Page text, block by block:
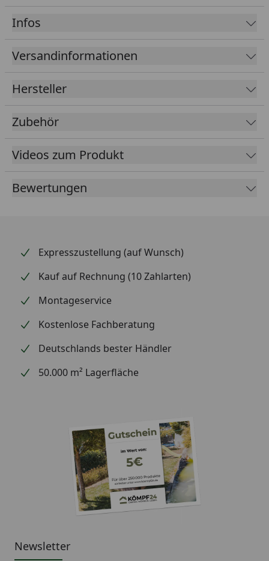
Das Maschendrahtgeflecht wird von mindestens drei
Pfosten sowie Spanndraht und Befestigungsmaterial
Infos
Versandinformationen
Hersteller
Zubehör
Videos zum Produkt
Bewertungen
Expresszustellung (auf Wunsch)
Kauf auf Rechnung (10 Zahlarten)
Montageservice
Kostenlose Fachberatung
Deutschlands bester Händler
50.000 m² Lagerfläche
Newsletter